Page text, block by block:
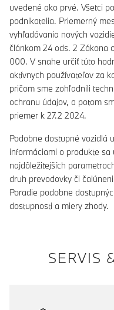
uvedené ako prvé. Všetci
podnikatelia. Priemerný
vyhľadávania nových
článkom 24 ods. 2 Zákona
000. V snahe určiť túto
aktívnych používateľov za
pričom sme zohľadnili
ochranu údajov, a potom
priemer k 27.2 2024.
Podobne dostupné vozidlá
informáciami o produkte
najdôležitejších
druh prevodovky či
Poradie podobne
dostupnosti a miery zhody.
SERVIS